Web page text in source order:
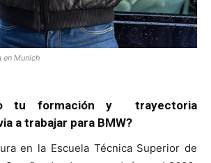
en Munich
tu formación y trayectoria
a trabajar para BMW?
en la Escuela Técnica Superior de